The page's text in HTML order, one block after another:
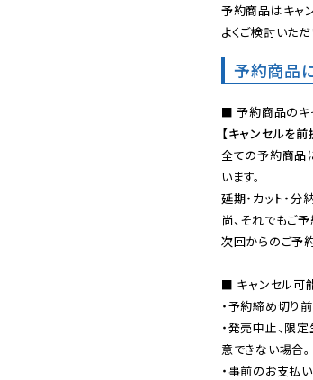
予約商品はキャ
よくご検討いた
予約商品
【キャンセルを
全ての予約商品
います。
延期・カット・
尚、それでもご
次回からのご予
■ キャンセル可
・予約締め切り
・発売中止、限
意できない場合。
・事前のお支払